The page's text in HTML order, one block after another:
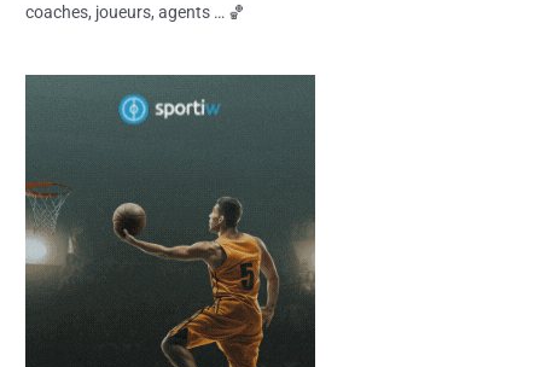
coaches, joueurs, agents … 🏀